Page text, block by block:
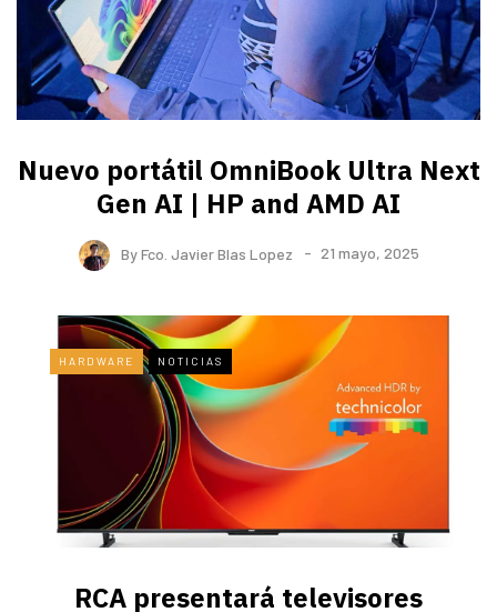
Nuevo portátil OmniBook Ultra ​Next
Gen AI | HP and AMD AI
ByFco. Javier Blas Lopez 21 mayo, 2025
HARDWARE NOTICIAS
RCA presentará televisores